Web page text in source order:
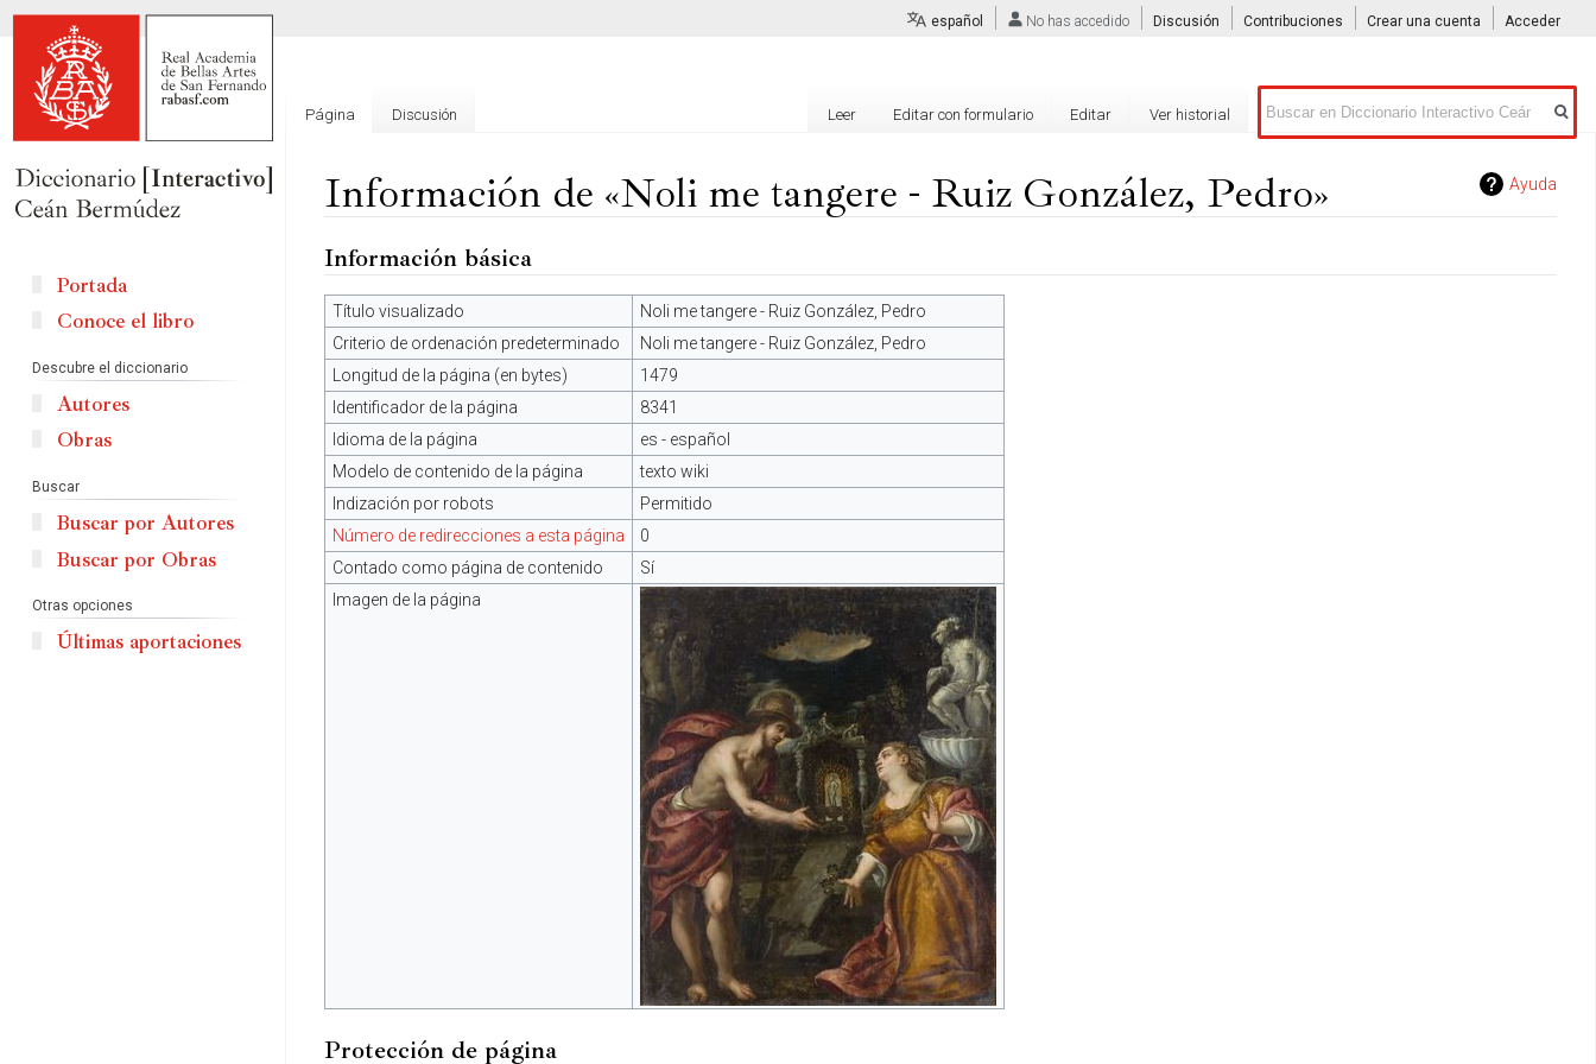
Ayuda
Información de «Noli me tangere - Ruiz González, Pedro»
Ir
la
navegación
Ir
la
búsqueda
Información básica
Título visualizado
Noli me tangere - Ruiz González, Pedro
Criterio de ordenación predeterminado
Noli me tangere - Ruiz González, Pedro
Longitud de la página (en bytes)
1479
Identificador de la página
8341
Idioma de la página
es - español
Modelo de contenido de la página
texto wiki
Indización por robots
Permitido
Número de redirecciones a esta página
0
Contado como página de contenido
Sí
Imagen de la página
Protección de página
español No has accedido Discusión Contribuciones Crear una cuenta Acceder
Página Discusión Leer Editar con formulario Editar Ver historial
Buscar
Portada
Conoce el libro
Descubre el diccionario
Autores
Obras
Buscar
Buscar por Autores
Buscar por Obras
Otras opciones
Últimas aportaciones